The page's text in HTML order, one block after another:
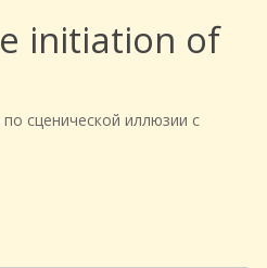
initiation of
сценической иллюзии с